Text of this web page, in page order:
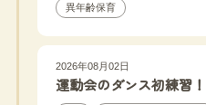
異年齢保育
2026年08月02日
運動会のダンス初練習！